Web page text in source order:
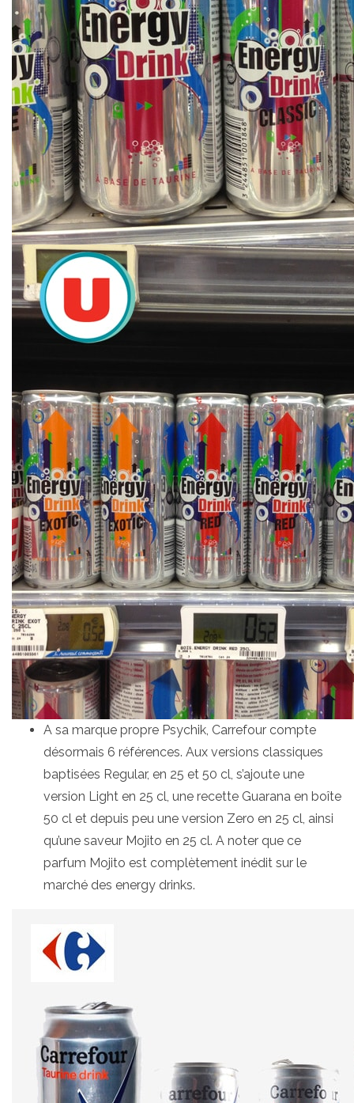
A sa marque propre Psychik, Carrefour compte
désormais 6 références. Aux versions classiques
baptisées Regular, en 25 et 50 cl, s’ajoute une
version Light en 25 cl, une recette Guarana en boîte
50 cl et depuis peu une version Zero en 25 cl, ainsi
qu’une saveur Mojito en 25 cl. A noter que ce
parfum Mojito est complètement inédit sur le
marché des energy drinks.